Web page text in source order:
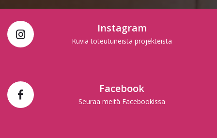
Instagram
Kuvia toteutuneista projekteista
Facebook
Seuraa meitä Facebookissa